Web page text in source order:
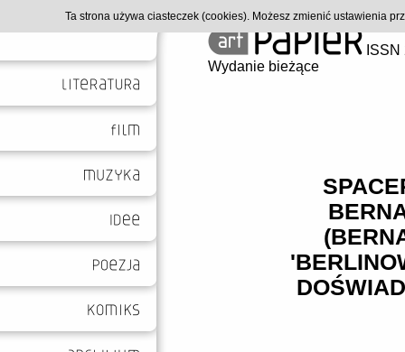
Wydanie bieżące
Ta strona używa ciasteczek (cookies). Możesz zmienić ustawienia